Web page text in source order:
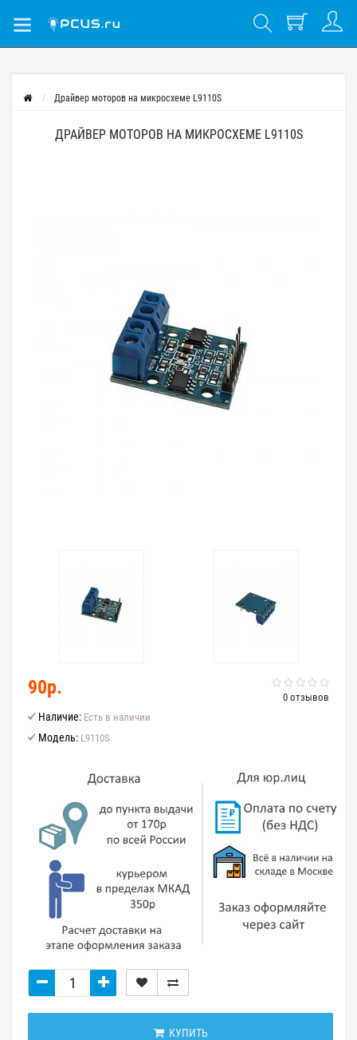
Драйвер моторов на микросхеме L9110S
ДРАЙВЕР МОТОРОВ НА МИКРОСХЕМЕ L9110S
0 отзывов
90р.
Наличие: Есть в наличии
Модель: L9110S
КУПИТЬ